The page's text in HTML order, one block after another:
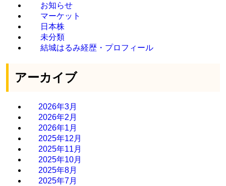
お知らせ
マーケット
日本株
未分類
結城はるみ経歴・プロフィール
アーカイブ
2026年3月
2026年2月
2026年1月
2025年12月
2025年11月
2025年10月
2025年8月
2025年7月